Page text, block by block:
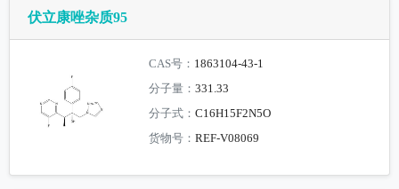
伏立康唑杂质95
CAS号： 1863104-43-1
分子量：331.33
分子式：C16H15F2N5O
货物号：REF-V08069